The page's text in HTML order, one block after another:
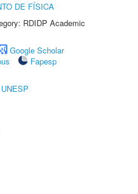
DE FÍSICA
RDIDP Academic
Google Scholar
Fapesp